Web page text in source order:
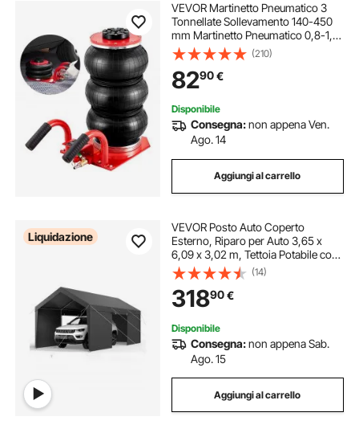
VEVOR Martinetto Pneumatico 3
Tonnellate Sollevamento 140-450
mm Martinetto Pneumatico 0,8-1,0
MPa, Martinetto Portatile 3 Cuscini
d'Aria per Riparazione Auto
Manutenzione SUV Pickup Officina
Garage
(210)
8290€
Disponibile
Consegna:non appena Ven.
Ago. 14
Aggiungi al carrello
Liquidazione
VEVOR Posto Auto Coperto
Esterno, Riparo per Auto 3,65 x
6,09 x 3,02 m, Tettoia Potabile con
Pareti Laterali e Porta Rimovibili,
Resistente ai Raggi UV e all'Acqua,
per Auto e Barca, Grigio
(14)
31890€
Disponibile
Consegna:non appena Sab.
Ago. 15
Aggiungi al carrello